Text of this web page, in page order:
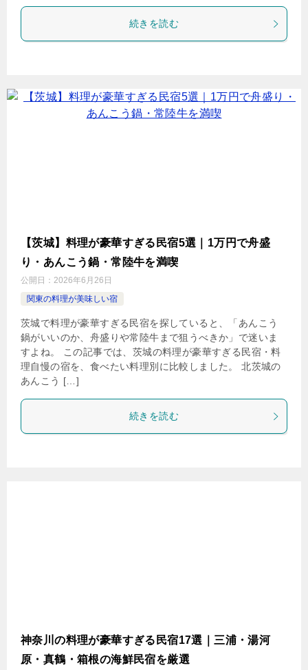
続きを読む
【茨城】料理が豪華すぎる民宿5選｜1万円で舟盛
り・あんこう鍋・常陸牛を満喫
公開日： 2026年6月26日
関東の料理が美味しい宿
茨城で料理が豪華すぎる民宿を探していると、「あんこう
鍋がいいのか、舟盛りや常陸牛まで狙うべきか」で迷いま
すよね。 この記事では、茨城の料理が豪華すぎる民宿・料
理自慢の宿を、食べたい料理別に比較しました。 北茨城の
あんこう […]
続きを読む
神奈川の料理が豪華すぎる民宿17選｜三浦・湯河
原・真鶴・箱根の海鮮民宿を厳選